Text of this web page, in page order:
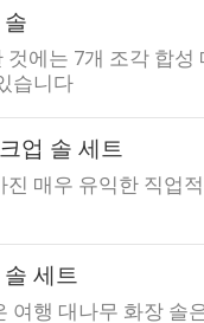
에는 7개 조각 합성
습니다
업 솔 세트
진 매우 유익한 직업
세트
여행 대나무 화장 솔